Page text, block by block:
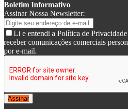
Boletim Informativo
Assinar Nossa Newsletter:
Li e entendi a Política de
receber comunicações comerciais
por e-mail.
Assinar